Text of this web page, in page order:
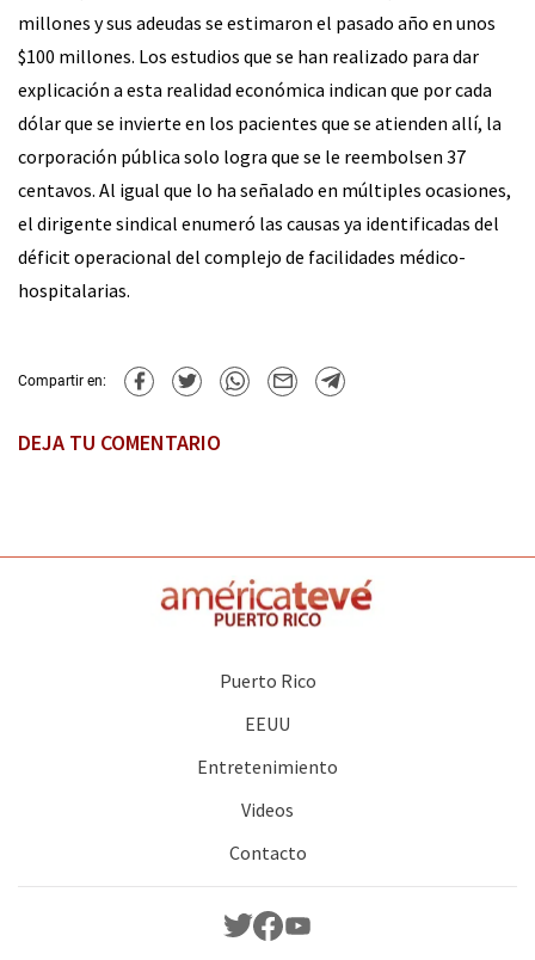
millones y sus adeudas se estimaron el pasado año en unos
$100 millones. Los estudios que se han realizado para dar
explicación a esta realidad económica indican que por cada
dólar que se invierte en los pacientes que se atienden allí, la
corporación pública solo logra que se le reembolsen 37
centavos. Al igual que lo ha señalado en múltiples ocasiones,
el dirigente sindical enumeró las causas ya identificadas del
déficit operacional del complejo de facilidades médico-
hospitalarias.
Compartir en:
DEJA TU COMENTARIO
Puerto Rico
EEUU
Entretenimiento
Videos
Contacto